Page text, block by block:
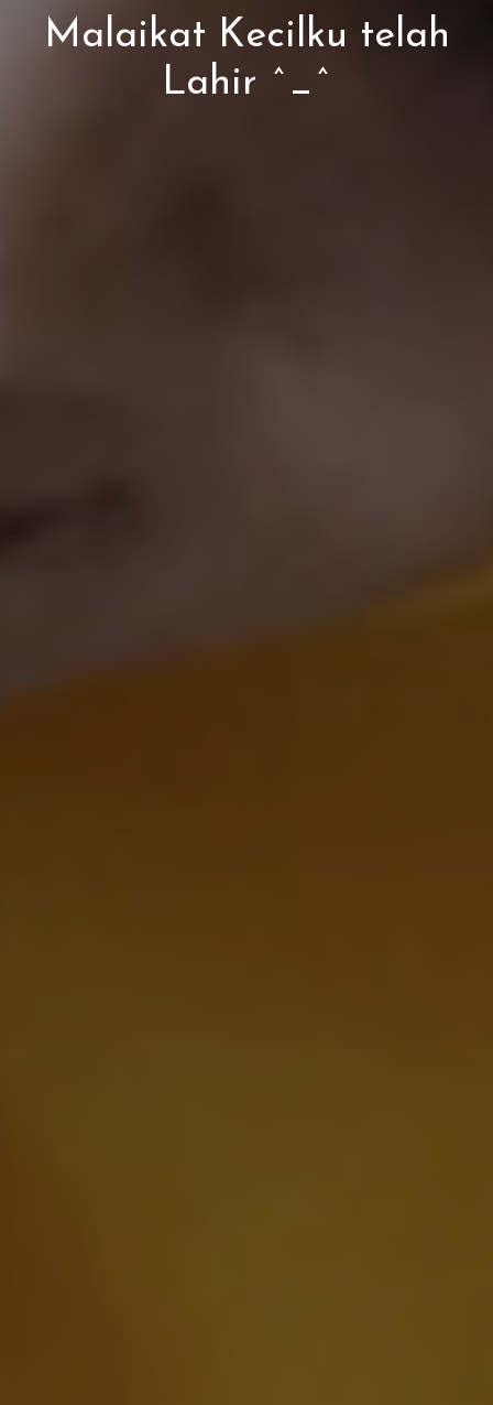
Malaikat Kecilku telah
Lahir ^_^